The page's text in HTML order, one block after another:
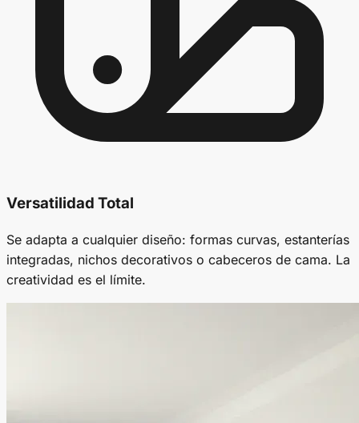
Versatilidad Total
Se adapta a cualquier diseño: formas curvas, estanterías
integradas, nichos decorativos o cabeceros de cama. La
creatividad es el límite.